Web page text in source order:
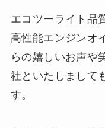
エコツーライト品
高性能エンジンオ
らの嬉しいお声や
社といたしまして
す。